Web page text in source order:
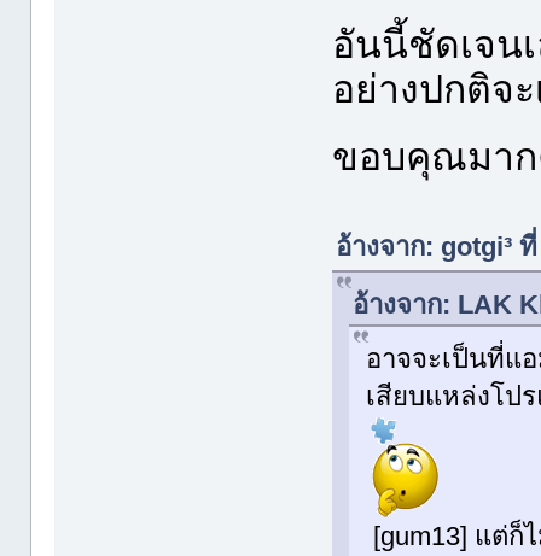
อันนี้ชัดเจน
อย่างปกติจ
ขอบคุณมา
อ้างจาก: gotgi³
อ้างจาก: LAK
อาจจะเป็นที่แ
เสียบแหล่งโป
[gum13] แต่ก็